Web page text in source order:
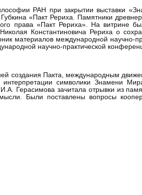
РАН при закрытии выставки
«Пакт Рериха. Памятники
права «Пакт Рериха». На
Константиновича Рериха о
материалов международной научно-
научно-практической
создания Пакта, международным
символики Знамени
Герасимова зачитала отрывки из
Были поставлены вопросы